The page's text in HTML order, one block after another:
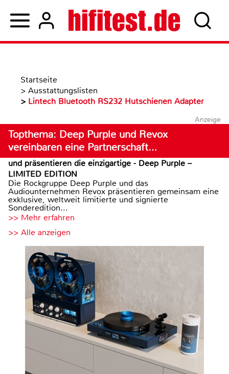
Startseite
> Ausstattungslisten
> Lintech Bluetooth RS232 Hutschienen Adapter
Anzeige
Topthema: Deep Purple und Revox
vereinbaren eine Partnerschaft…
und präsentieren die einzigartige - Deep Purple –
LIMITED EDITION
Die Rockgruppe Deep Purple und das
Audiounternehmen Revox präsentieren gemeinsam eine
exklusive, weltweit limitierte und signierte
Sonderedition...
>> Mehr erfahren
>> Alle anzeigen